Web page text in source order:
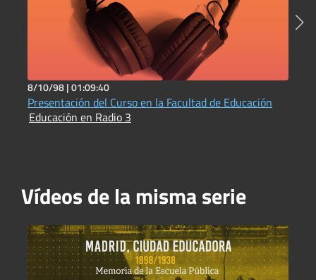
8/10/98 |01:09:40
Presentación del Curso en la Facultad de Educación
Educación en Radio 3
Vídeos de la misma serie